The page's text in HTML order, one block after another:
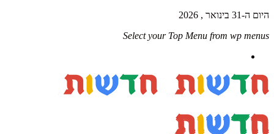
היום ה-31 בינואר , 2026
Select your Top Menu from wp menus